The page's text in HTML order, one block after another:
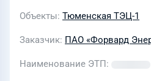
Объекты Тюменская ТЭЦ-1
Заказчик ПАО «Форвард
Наименование ЭТП